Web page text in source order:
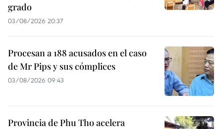
grado
03/08/2026 20:37
Procesan a 188 acusados en el caso
de Mr Pips y sus cómplices
03/08/2026 09:43
Provincia de Phu Tho acelera